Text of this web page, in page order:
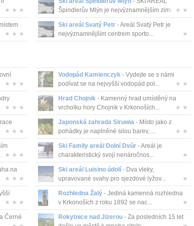
★ ★ ★
★ ★ ★
Špindlerův Mlýn je nejvýznamnějším zimní...★ ★
Ski areál Svatý Petr- Areál Svatý Petr je
nejvýznamnějším centrem sporto...
★
★ ★ ★
★ ★ ★
★ ★ ★
★ ★ ★
na
★ ★ ★
★ ★ ★
Černé
Vodopád Kamienczyk- Vydejte se s námi
podívat se na nejvyšší vodopád pol...
★ ★
Hrad Chojnik- Kamenný hrad umístěný na
vrcholku hory Chojnik v Krkonoších...
★ ★
Japonská zahrada Siruwia- Místo jako z
pohádky je naplněné silou barev, ...
★ ★
Ski Family areál Dolní Dvůr- Areál je
charakteristický svojí nenáročnos...
★
Ski areál Luisino údolí- Dva vleky,
upravované svahy pro sjezdové lyžov...
★
Rozhledna Žalý- Jediná kamenná rozhledna
v Krkonoších z roku 1892 se nac...
★
Rokytnice nad Jizerou- Za posledních 15 let